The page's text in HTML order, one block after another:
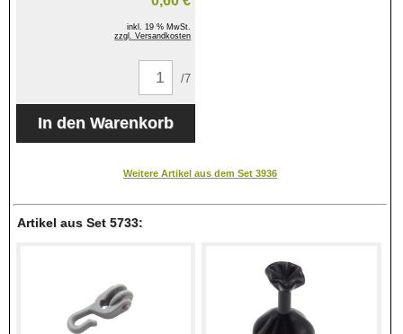
inkl. 19 % MwSt.
zzgl. Versandkosten
/7
Weitere Artikel aus dem Set 3936
Artikel aus Set 5733: